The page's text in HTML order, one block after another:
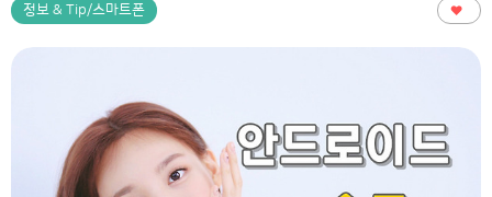
정보 & Tip/스마트폰